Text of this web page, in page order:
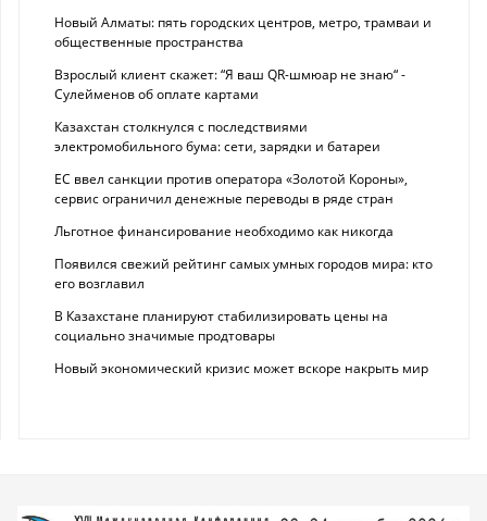
Новый Алматы: пять городских центров, метро, трамваи и
общественные пространства
Взрослый клиент скажет: “Я ваш QR-шмюар не знаю“ -
Сулейменов об оплате картами
Казахстан столкнулся с последствиями
электромобильного бума: сети, зарядки и батареи
ЕС ввел санкции против оператора «Золотой Короны»,
сервис ограничил денежные переводы в ряде стран
Льготное финансирование необходимо как никогда
Появился свежий рейтинг самых умных городов мира: кто
его возглавил
В Казахстане планируют стабилизировать цены на
социально значимые продтовары
Новый экономический кризис может вскоре накрыть мир